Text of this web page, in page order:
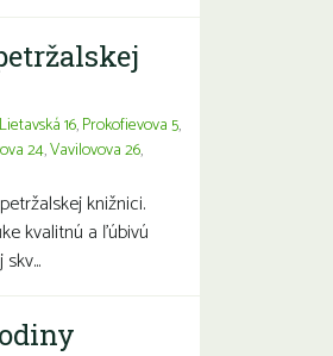
Lietavská 16,Prokofievova 5,
24,Vavilovova 26,
knižnici.
kvalitnú a ľúbivú